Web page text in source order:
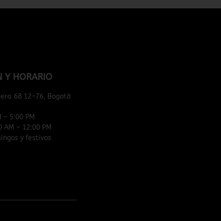
Y HORARIO
68 12-76, Bogotá
– 5:00 PM
AM – 12:00 PM
y festivos